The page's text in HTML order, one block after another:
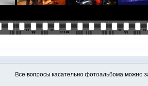
Все вопросы касательно фотоальбома можно